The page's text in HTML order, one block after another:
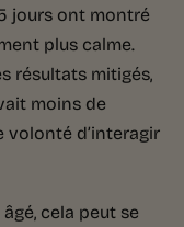
jours ont montré
plus calme.
résultats mitigés,
moins de
d’interagir
cela peut se